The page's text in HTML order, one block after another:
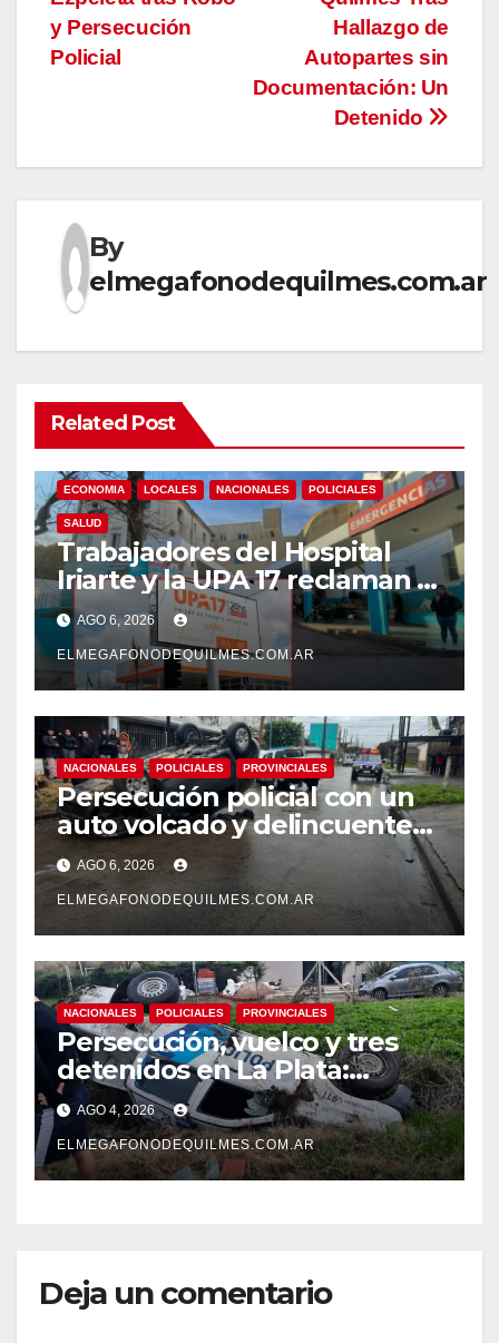
entradas
Hallazgo de
Autopartes sin
Documentación: Un
Detenido
y Persecución
Policial
By
elmegafonodequilmes.com.ar
Related Post
ECONOMIA LOCALES NACIONALES POLICIALES
SALUD
Trabajadores del Hospital
Iriarte y la UPA 17 reclaman el
pase a planta de becarios y
mejoras laborales
AGO 6, 2026
ELMEGAFONODEQUILMES.COM.AR
NACIONALES POLICIALES PROVINCIALES
Persecución policial con un
auto volcado y delincuentes
detenidos en San Francisco
Solano
AGO 6, 2026
ELMEGAFONODEQUILMES.COM.AR
NACIONALES POLICIALES PROVINCIALES
Persecución, vuelco y tres
detenidos en La Plata:
recuperaron motos robadas
tras un operativo policial
AGO 4, 2026
ELMEGAFONODEQUILMES.COM.AR
Deja un comentario